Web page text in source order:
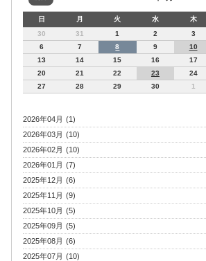
日 月 火 水 木
30
31 1 2 3
6
7 8 9 10
13
14 15 16 17
20
21 22 23 24
27
28 29 30 1
2026年04月 (1)
2026年03月 (10)
2026年02月 (10)
2026年01月 (7)
2025年12月 (6)
2025年11月 (9)
2025年10月 (5)
2025年09月 (5)
2025年08月 (6)
2025年07月 (10)